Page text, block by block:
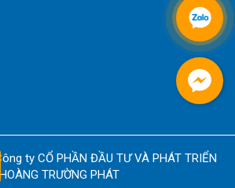
Công ty CỔ PHẦN ĐẦU TƯ VÀ PHÁT TRIỂN
HOÀNG TRƯỜNG PHÁT